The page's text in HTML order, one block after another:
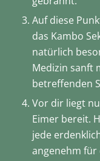
Auf diese
das Kambo
natürlich
Medizin sanft
betreffenden
Vor dir liegt
Eimer bereit.
jede
angenehm für